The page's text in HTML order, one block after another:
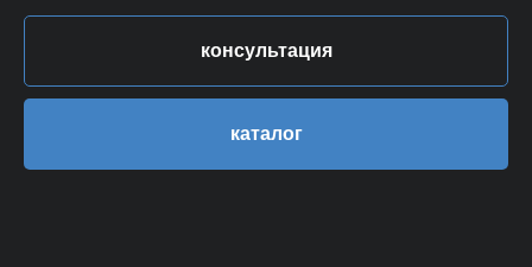
консультация
каталог